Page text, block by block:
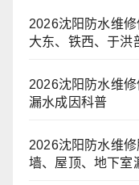
2026沈阳防水维修
大东、铁西、于洪
2026沈阳防水维
漏水成因科普
2026沈阳防水维
墙、屋顶、地下室